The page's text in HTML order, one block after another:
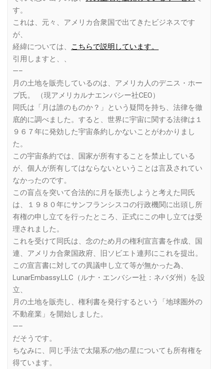
す。
これは、元々、アメリカ合衆国で出てきたビジネスです
が、
経緯については、
こちらで説明しています。
引用しますと、、
—–
月の土地を販売しているのは、アメリカ人のデニス・ホー
プ氏。 （現アメリカルナエンバシー社CEO）
同氏は「月は誰のものか？」という疑問を持ち、法律を徹
底的に調べました。すると、世界に宇宙に関する法律は１
９６７年に発効した宇宙条約しかないことがわかりまし
た。
この宇宙条約では、国家が所有することを禁止している
が、個人が所有してはならないということは言及されてい
なかったのです。
この盲点を突いて合法的に月を販売しようと考えた同氏
は、１９８０年にサンフランシスコの行政機関に出頭し所
有権の申し立てを行ったところ、正式にこの申し立ては受
理されました。
これを受けて同氏は、念のため月の権利宣言書を作成、国
連、アメリカ合衆国政府、旧ソビエト連邦にこれを提出。
この宣言書に対しての異議申し立て等が無かった為、
LunarEmbassy.LLC（ルナ・エンバシー社：ネバダ州）を設
立、
月の土地を販売し、権利書を発行するという「地球圏外の
不動産業」を開始しました。
—–
だそうです。
ちなみに、同じ手法で太陽系の他の星についても所有権を
得ています。